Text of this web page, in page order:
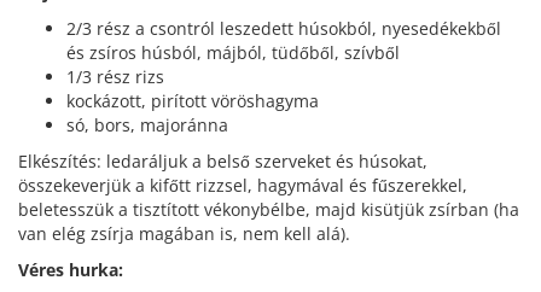
2/3 rész a csontról leszedett húsokból, nyesedékekből
és zsíros húsból, májból, tüdőből, szívből
1/3 rész rizs
kockázott, pirított vöröshagyma
só, bors, majoránna
Elkészítés: ledaráljuk a belső szerveket és húsokat,
összekeverjük a kifőtt rizzsel, hagymával és fűszerekkel,
beletesszük a tisztított vékonybélbe, majd kisütjük zsírban (ha
van elég zsírja magában is, nem kell alá).
Véres hurka: